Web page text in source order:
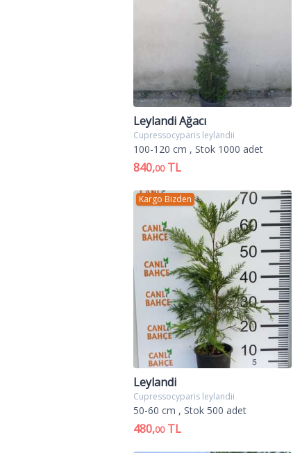
Leylandi Ağacı
Cupressocyparis leylandii
100-120 cm , Stok 1000 adet
840,00TL
Kargo Bizden
Leylandi
Cupressocyparis leylandii
50-60 cm , Stok 500 adet
480,00TL